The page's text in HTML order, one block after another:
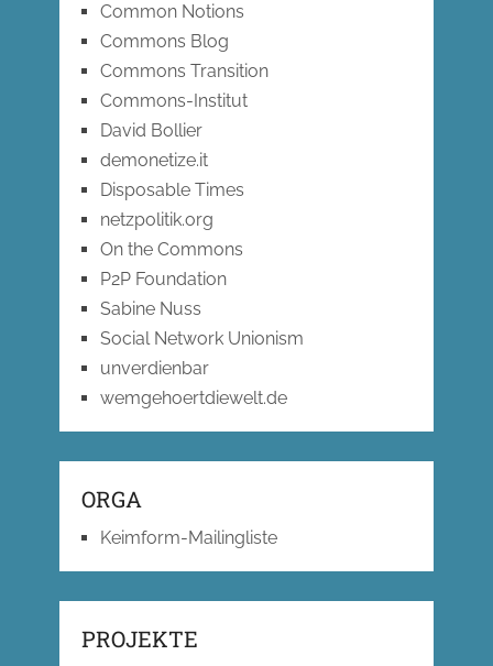
Common Notions
Commons Blog
Commons Transition
Commons-Institut
David Bollier
demonetize.it
Disposable Times
netzpolitik.org
On the Commons
P2P Foundation
Sabine Nuss
Social Network Unionism
unverdienbar
wemgehoertdiewelt.de
ORGA
Keimform-Mailingliste
PROJEKTE